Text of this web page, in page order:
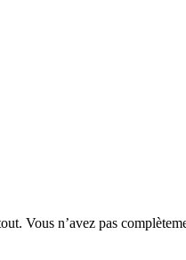
Vous n’avez pas